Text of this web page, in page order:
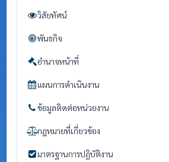
วิสัยทัศน์
พันธกิจ
อำนาจหน้าที่
แผนการดำเนินงาน
ข้อมูลติดต่อหน่วยงาน
กฎหมายที่เกี่ยวข้อง
มาตรฐานการปฏิบัติงาน